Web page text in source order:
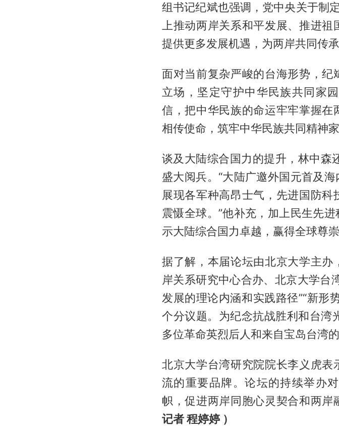
组书记纪斌也强调，党中央关于制
上推动两岸关系和平发展、推进
提供更多发展机遇，为两岸共同传
面对当前复杂严峻的台海形势，
立场，坚定守护中华民族共同家
信，把中华民族的命运牢牢掌握在
相传使命，筑牢中华民族共同精神家
谈及大陆综合国力的提升，林中森
盛大阅兵。“大陆广邀外国元首及
展现各军种高昂士气，先进国防科
震慑全球。”他补充，加上民生先
示大陆综合国力卓越，赢得全球尊
据了解，本届论坛由北京大学主
岸关系研究中心合办、北京大学台
发展的理论内涵和实践路径”“新形
个分议题。为纪念抗战胜利和台
多位革命英烈后人和来自宝岛台湾
北京大学台湾研究院院长李义虎
流的重要品牌。论坛的持续举办
帜，促进两岸同胞心灵契合和两岸
记者 程婷婷 ）